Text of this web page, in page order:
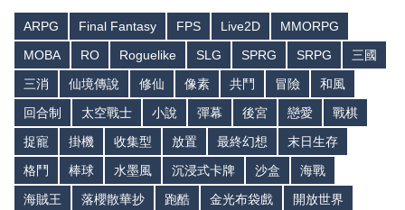
ARPG Final Fantasy FPS Live2D
MMORPG
MOBA
RO Roguelike SLG SPRG SRPG
三國
三消
仙境傳說 修仙 像素 共鬥 冒險
和風
回合制
太空戰士 小說 彈幕 後宮 戀愛
戰棋
捉寵
掛機 收集型 放置 最終幻想
末日生存
格鬥
棒球 水墨風 沉浸式卡牌 沙盒
海戰
海賊王
落櫻散華抄 跑酷 金光布袋戲
開放世界